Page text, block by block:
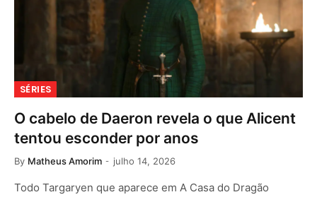
SÉRIES
O cabelo de Daeron revela o que Alicent
tentou esconder por anos
By Matheus Amorim julho 14, 2026
Todo Targaryen que aparece em A Casa do Dragão